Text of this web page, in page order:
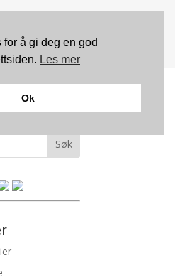
å gi deg en god
Les mer
Ok